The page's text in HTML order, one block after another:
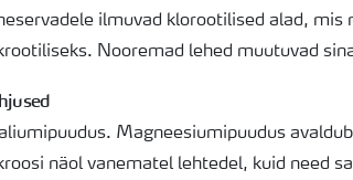
ilmuvad klorootilised alad, mis
Nooremad lehed muutuvad
Magneesiumipuudus
näol vanematel lehtedel, kuid need